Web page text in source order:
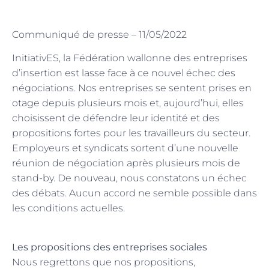
Communiqué de presse – 11/05/2022
InitiativES, la Fédération wallonne des entreprises
d’insertion est lasse face à ce nouvel échec des
négociations. Nos entreprises se sentent prises en
otage depuis plusieurs mois et, aujourd’hui, elles
choisissent de défendre leur identité et des
propositions fortes pour les travailleurs du secteur.
Employeurs et syndicats sortent d’une nouvelle
réunion de négociation après plusieurs mois de
stand-by. De nouveau, nous constatons un échec
des débats. Aucun accord ne semble possible dans
les conditions actuelles.
Les propositions des entreprises sociales
Nous regrettons que nos propositions,